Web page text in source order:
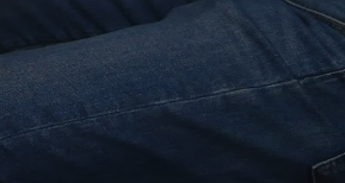
sesji.
sesji.
Cookie-
dotyczących
to konieczne,
poprawnie.